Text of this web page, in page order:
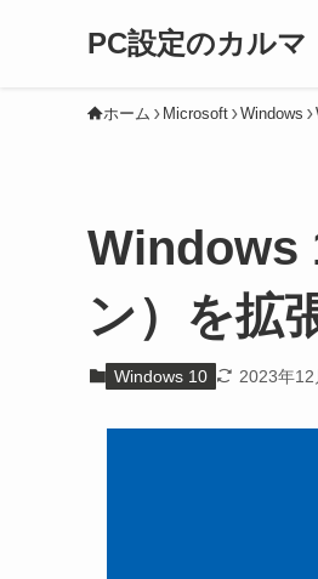
PC設定のカルマ
ホーム Microsoft Windows
Windows
ン）を拡
Windows 10 2023年12